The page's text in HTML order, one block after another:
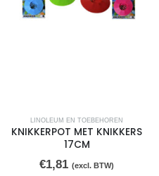
LINOLEUM EN TOEBEHOREN
KNIKKERPOT MET KNIKKERS
17CM
€1,81 (excl. BTW)